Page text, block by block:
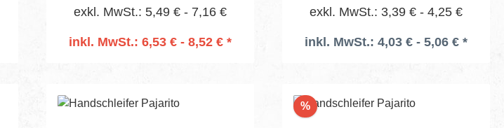
exkl. MwSt.: 5,49 € - 7,16 €
inkl. MwSt.: 6,53 € - 8,52 € *
Messing-Rändelmuttern.
exkl. MwSt.: 3,39 € - 4,25 €
inkl. MwSt.: 4,03 € - 5,06 € *
%Rabatt